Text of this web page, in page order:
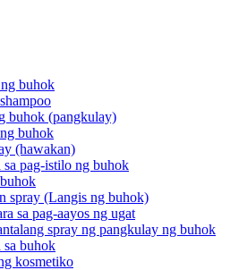
buhok
buhok (pangkulay)
buhok
(hawakan)
sa pag-istilo ng buhok
spray (Langis ng buhok)
sa pag-aayos ng ugat
spray ng pangkulay ng buhok
sa buhok
kosmetiko